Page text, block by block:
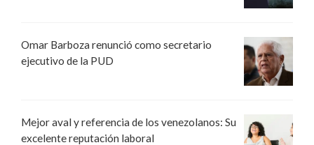
Omar Barboza renunció como secretario
ejecutivo de la PUD
Mejor aval y referencia de los venezolanos: Su
excelente reputación laboral